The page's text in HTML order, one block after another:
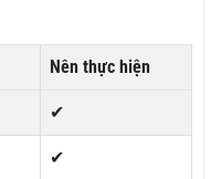
Nên thực hiện
✔
✔